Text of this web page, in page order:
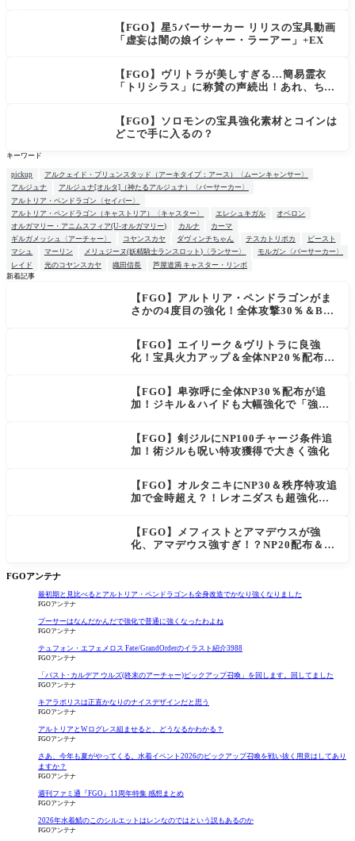
【FGO】星5バーサーカー リリスの宝具動画
「虚妄は闇の娘イシャー・ラーアー」+EX
【FGO】ヴリトラが美しすぎる…簡易霊衣
「トリシラス」に称賛の声続出！あれ、ちっ
【FGO】ソロモンの宝具強化素材とコインは
どこで手に入るの？
キーワード
pickup
アルクェイド・ブリュンスタッド（アーキタイプ：アース）〈ムーンキャンサー〉
アルジュナ
アルジュナ[オルタ]（神たるアルジュナ）〈バーサーカー〉
アルトリア・ペンドラゴン〈セイバー〉
アルトリア・ペンドラゴン（キャストリア）〈キャスター〉
エレシュキガル
オベロン
オルガマリー・アニムスフィア(U-オルガマリー)
カルナ
カーマ
ギルガメッシュ〈アーチャー〉
コヤンスカヤ ダヴィンチちゃん テスカトリポカ
ビースト
マシュ
マーリン メリュジーヌ(妖精騎士ランスロット)〈ランサー〉
モルガン〈バーサーカー〉
レイド
光のコヤンスカヤ 織田信長
芦屋道満 キャスター・リンボ
新着記事
【FGO】アルトリア・ペンドラゴンがま
さかの4度目の強化！全体攻撃30％＆B攻
【FGO】エイリーク＆ヴリトラに良強
化！宝具火力アップ＆全体NP20％配布で
【FGO】卑弥呼に全体NP30％配布が追
加！ジキル＆ハイドも大幅強化で「強す
【FGO】剣ジルにNP100チャージ条件追
加！術ジルも呪い特攻獲得で大きく強化
【FGO】オルタニキにNP30＆秩序特攻追
加で金時超え？！レオニダスも超強化で
【FGO】メフィストとアマデウスが強
化、アマデウス強すぎ！？NP20配布＆Ar
FGOアンテナ
最初期と見比べるとアルトリア・ペンドラゴンも全身改造でかなり強くなりました
FGOアンテナ
プーサーはなんだかんだで強化で普通に強くなったわよね
FGOアンテナ
テュフォン・エフェメロス Fate/GrandOrderのイラスト紹介3988
FGOアンテナ
「パスト･カルデア ウルズ(終末のアーチャー)ピックアップ召喚」を回します。回してました
FGOアンテナ
キアラポリスは正直かなりのナイスデザインだと思う
FGOアンテナ
アルトリアとWログレス組ませると、どうなるかわかる？
FGOアンテナ
さあ、今年も夏がやってくる。水着イベント2026のピックアップ召喚を戦い抜く用意はしてあり
ますか？
FGOアンテナ
週刊ファミ通『FGO』11周年特集 感想まとめ
FGOアンテナ
2026年水着鯖のこのシルエットはレンなのではという説もあるのか
FGOアンテナ